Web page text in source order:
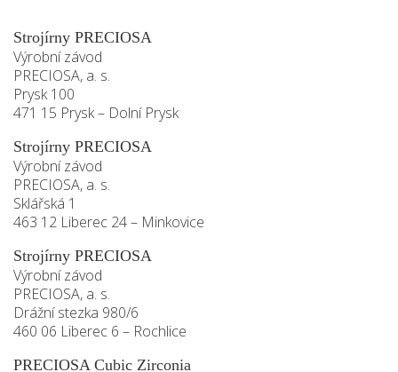
AVAILABLE POSITIONS
Strojírny PRECIOSA
Výrobní závod
PRECIOSA, a. s.
Prysk 100
471 15 Prysk – Dolní Prysk
Strojírny PRECIOSA
Výrobní závod
PRECIOSA, a. s.
Sklářská 1
463 12 Liberec 24 – Minkovice
Strojírny PRECIOSA
Výrobní závod
PRECIOSA, a. s.
Drážní stezka 980/6
460 06 Liberec 6 – Rochlice
PRECIOSA Cubic Zirconia